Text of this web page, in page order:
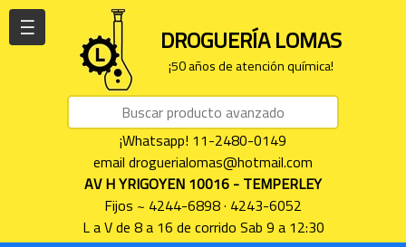
DROGUERÍA LOMAS
¡50 años de atención química!
¡Whatsapp! 11-2480-0149
email droguerialomas@hotmail.com
AV H YRIGOYEN 10016 - TEMPERLEY
Fijos ~ 4244-6898 · 4243-6052
L a V de 8 a 16 de corrido Sab 9 a 12:30
| | |